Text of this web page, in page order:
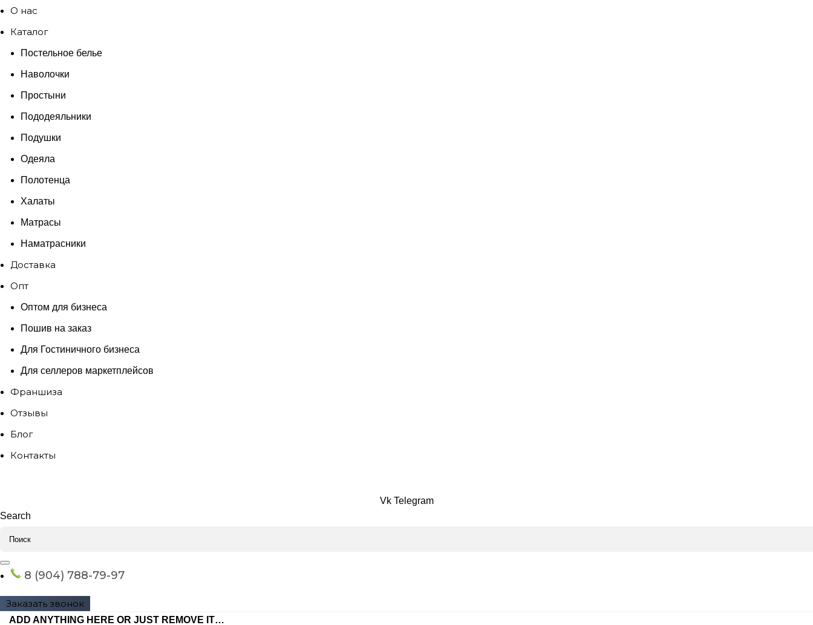
О нас
Каталог
Постельное белье
Наволочки
Простыни
Пододеяльники
Подушки
Одеяла
Полотенца
Халаты
Матрасы
Наматрасники
Доставка
Опт
Оптом для бизнеса
Пошив на заказ
Для Гостиничного бизнеса
Для селлеров маркетплейсов
Франшиза
Отзывы
Блог
Контакты
Vk Telegram
Search
8 (904) 788-79-97
Заказать звонок
ADD ANYTHING HERE OR JUST REMOVE IT…